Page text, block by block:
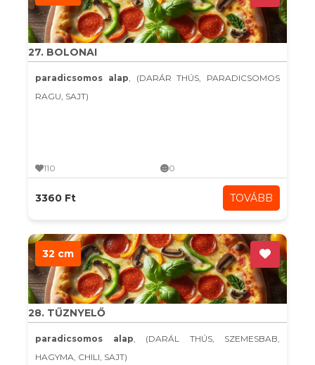
27. BOLONAI
paradicsomos alap, (DARÁR THÚS, PARADICSOMOS
RAGU, SAJT)
110 0
3360 Ft TOVÁBB
32 cm
28. TŰZNYELŐ
paradicsomos alap, (DARÁL THÚS, SZEMESBAB,
HAGYMA, CHILI, SAJT)